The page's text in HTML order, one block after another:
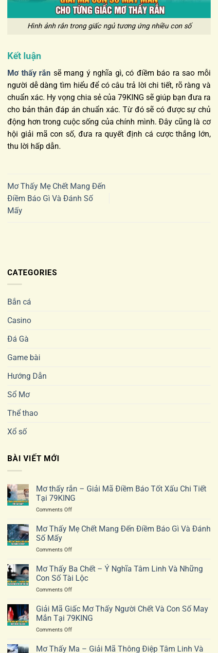
Hình ảnh rắn trong giấc ngủ tương ứng nhiều con số
Kết luận
Mơ thấy rắn sẽ mang ý nghĩa gì, có điềm báo ra sao mỗi
người dễ dàng tìm hiểu để có câu trả lời chi tiết, rõ ràng và
chuẩn xác. Hy vọng chia sẻ của 79KING sẽ giúp bạn đưa ra
cho bản thân đáp án chuẩn xác. Từ đó sẽ có được sự chủ
động hơn trong cuộc sống của chính mình. Đây cũng là cơ
hội giải mã con số, đưa ra quyết định cá cược thắng lớn,
thu lời hấp dẫn.
Mơ Thấy Mẹ Chết Mang Đến
Điềm Báo Gì Và Đánh Số
Mấy
CATEGORIES
Bắn cá
Casino
Đá Gà
Game bài
Hướng Dẫn
Sổ Mơ
Thể thao
Xổ số
BÀI VIẾT MỚI
Mơ thấy rắn – Giải Mã Điềm Báo Tốt Xấu Chi Tiết
Tại 79KING
Comments Offon
thấy
rắn
Giải
Điềm
Báo
Tiết
Tại
Mơ Thấy Mẹ Chết Mang Đến Điềm Báo Gì Và Đánh
Số Mấy
Comments Offon
Thấy
Mẹ
Chết
Mang
Điềm
Báo
Số
Mơ Thấy Ba Chết – Ý Nghĩa Tâm Linh Và Những
Con Số Tài Lộc
Comments Offon
Thấy
Ba
Chết
–
Nghĩa
Giải Mã Giấc Mơ Thấy Người Chết Và Con Số May
Mắn Tại 79KING
Comments Offon
Mã
Mơ Thấy Ma – Giải Mã Thông Điệp Tâm Linh Và